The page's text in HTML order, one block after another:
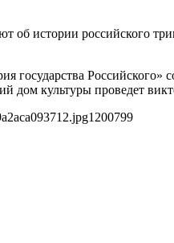
истории российского
Российского»
дом культуры проведет
1200799